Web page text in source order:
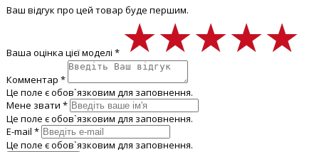
Ваш відгук про цей товар буде першим.
Ваша оцінка цієї моделі * ★★★★★
★★★★★
★★★★★
Комментар *
Це поле є обов`язковим для заповнення.
Мене звати *
Це поле є обов`язковим для заповнення.
E-mail *
Це поле є обов`язковим для заповнення.